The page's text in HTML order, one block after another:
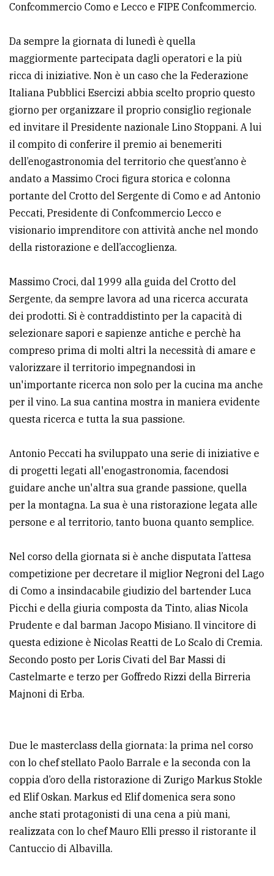
la
pubblicità
CERCA
Cerca
per
comune
Ricerca
avanzata
LE
ALTRE
TESTATE
Privacy
policy
policy
Confcommercio Como e Lecco e FIPE Confcommercio.
Da sempre la giornata di lunedì è quella
maggiormente partecipata dagli operatori e la più
ricca di iniziative. Non è un caso che la Federazione
Italiana Pubblici Esercizi abbia scelto proprio questo
giorno per organizzare il proprio consiglio regionale
ed invitare il Presidente nazionale Lino Stoppani. A lui
il compito di conferire il premio ai benemeriti
dell’enogastronomia del territorio che quest’anno è
andato a Massimo Croci figura storica e colonna
portante del Crotto del Sergente di Como e ad Antonio
Peccati, Presidente di Confcommercio Lecco e
visionario imprenditore con attività anche nel mondo
della ristorazione e dell’accoglienza.
Massimo Croci, dal 1999 alla guida del Crotto del
Sergente, da sempre lavora ad una ricerca accurata
dei prodotti. Si è contraddistinto per la capacità di
selezionare sapori e sapienze antiche e perchè ha
compreso prima di molti altri la necessità di amare e
valorizzare il territorio impegnandosi in
un'importante ricerca non solo per la cucina ma anche
per il vino. La sua cantina mostra in maniera evidente
questa ricerca e tutta la sua passione.
Antonio Peccati ha sviluppato una serie di iniziative e
di progetti legati all'enogastronomia, facendosi
guidare anche un'altra sua grande passione, quella
per la montagna. La sua è una ristorazione legata alle
persone e al territorio, tanto buona quanto semplice.
Nel corso della giornata si è anche disputata l’attesa
competizione per decretare il miglior Negroni del Lago
di Como a insindacabile giudizio del bartender Luca
Picchi e della giuria composta da Tinto, alias Nicola
Prudente e dal barman Jacopo Misiano. Il vincitore di
questa edizione è Nicolas Reatti de Lo Scalo di Cremia.
Secondo posto per Loris Civati del Bar Massi di
Castelmarte e terzo per Goffredo Rizzi della Birreria
Majnoni di Erba.
Due le masterclass della giornata: la prima nel corso
con lo chef stellato Paolo Barrale e la seconda con la
coppia d’oro della ristorazione di Zurigo Markus Stokle
ed Elif Oskan. Markus ed Elif domenica sera sono
anche stati protagonisti di una cena a più mani,
realizzata con lo chef Mauro Elli presso il ristorante il
Cantuccio di Albavilla.